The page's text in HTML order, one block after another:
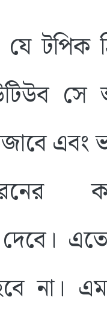
যে
সে
এবং
দেবে।
না।